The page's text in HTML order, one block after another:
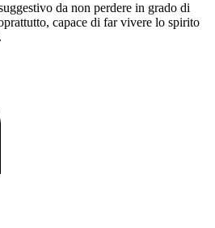
da non perdere in grado di
capace di far vivere lo spirito